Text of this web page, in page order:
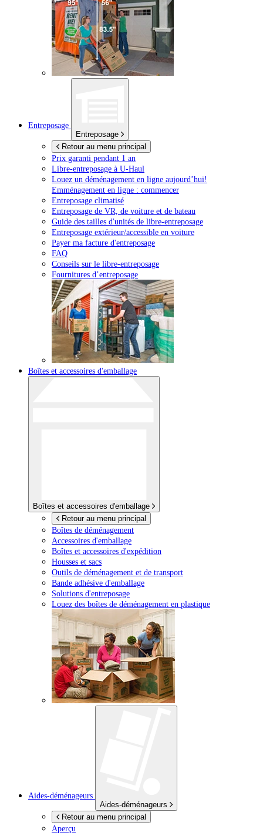
Entreposage
Entreposage
Retour au menu principal
Prix garanti pendant 1 an
Libre-entreposage à U-Haul
Louez un déménagement en ligne aujourd’hui!
Emménagement en ligne : commencer
Entreposage climatisé
Entreposage de VR, de voiture et de bateau
Guide des tailles d'unités de libre-entreposage
Entreposage extérieur/accessible en voiture
Payer ma facture d'entreposage
FAQ
Conseils sur le libre-entreposage
Fournitures d’entreposage
Boîtes et accessoires d'emballage
Boîtes et accessoires d'emballage
Retour au menu principal
Boîtes de déménagement
Accessoires d'emballage
Boîtes et accessoires d'expédition
Housses et sacs
Outils de déménagement et de transport
Bande adhésive d'emballage
Solutions d'entreposage
Louez des boîtes de déménagement en plastique
Aides-déménageurs
Aides-déménageurs
Retour au menu principal
Aperçu